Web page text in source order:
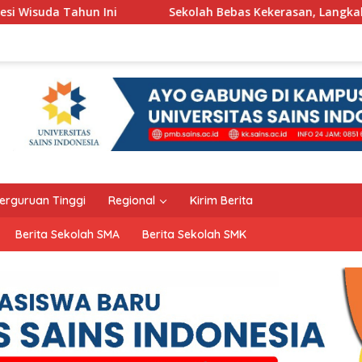
Sekolah Bebas Kekerasan, Langkah Pemkot Kediri
Tinggi Regional Kirim Berita
Berita Sekolah SMA Berita Sekolah SMK